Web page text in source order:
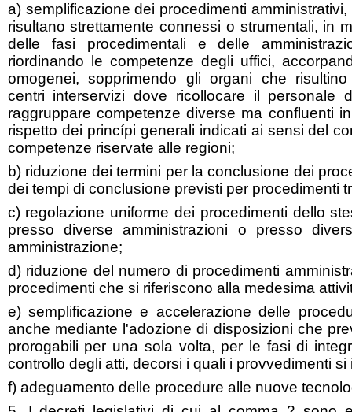
a) semplificazione dei procedimenti
risultano strettamente connessi o strumentali, in
delle fasi procedimentali e delle
riordinando le competenze degli uffici,
omogenei, sopprimendo gli organi che
centri interservizi dove ricollocare il personale
raggruppare competenze diverse ma confluenti
rispetto dei princípi generali indicati ai sensi del
competenze riservate alle regioni;
b) riduzione dei termini per la conclusione dei
dei tempi di conclusione previsti per procedimenti
c) regolazione uniforme dei procedimenti dello
presso diverse amministrazioni o presso
amministrazione;
d) riduzione del numero di procedimenti
procedimenti che si riferiscono alla medesima
e) semplificazione e accelerazione delle
anche mediante l'adozione di disposizioni che
prorogabili per una sola volta, per le fasi di
controllo degli atti, decorsi i quali i provvedimenti
f) adeguamento delle procedure alle nuove